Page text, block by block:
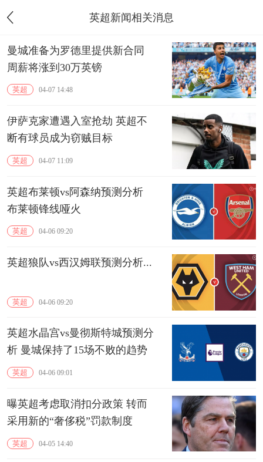
英超新闻相关消息
曼城准备为罗德里提供新合同
周薪将涨到30万英镑
英超 04-07 14:48
伊萨克家遭遇入室抢劫 英超不
断有球员成为窃贼目标
英超 04-07 11:09
英超布莱顿vs阿森纳预测分析
布莱顿锋线哑火
英超 04-06 09:20
英超狼队vs西汉姆联预测分析...
英超 04-06 09:20
英超水晶宫vs曼彻斯特城预测分
析 曼城保持了15场不败的趋势
英超 04-06 09:01
曝英超考虑取消扣分政策 转而
采用新的“奢侈税”罚款制度
英超 04-05 14:40